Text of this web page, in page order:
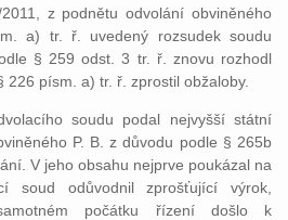
z podnětu odvolání obviněného
a) tr. ř. uvedený rozsudek soudu
§ 259 odst. 3 tr. ř. znovu rozhodl
písm. a) tr. ř. zprostil obžaloby.
soudu podal nejvyšší státní
P. B. z důvodu podle § 265b
V jeho obsahu nejprve poukázal na
soud odůvodnil zprošťující výrok,
počátku řízení došlo k